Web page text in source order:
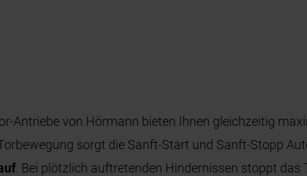
Antriebe von Hörmann bieten Ihnen gleichzeitig
sorgt die Sanft-Start und Sanft-Stopp
. Bei plötzlich auftretenden Hindernissen stoppt